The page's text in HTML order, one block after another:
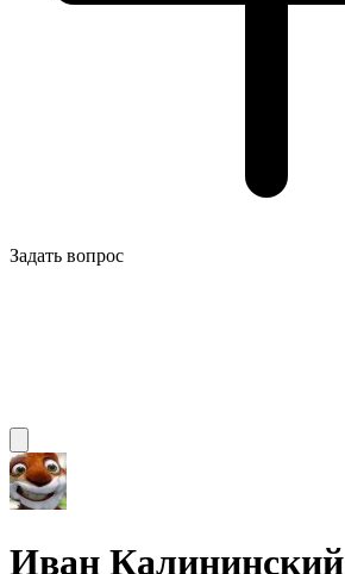
Задать вопрос
Иван Калининский